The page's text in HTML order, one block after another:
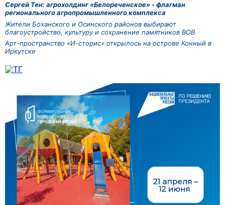
Сергей Тен: агрохолдинг «Белореченское» - флагман
регионального агропромышленного комплекса
Жители Боханского и Осинского районов выбирают
благоустройство, культуру и сохранение памятников ВОВ
Арт-пространство «И-сторис» открылось на острове Конный в
Иркутске